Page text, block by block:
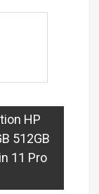
HP
512GB
11 Pro